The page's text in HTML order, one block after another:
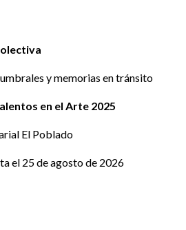
y memorias en tránsito
en el Arte 2025
El Poblado
el 25 de agosto de 2026